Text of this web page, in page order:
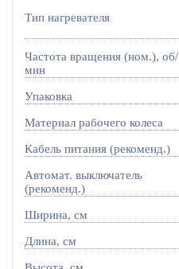
Тип нагревателя
Частота вращения (ном.), об/
мин
Упаковка
Материал рабочего колеса
Кабель питания (рекоменд.)
Автомат. выключатель
(рекоменд.)
Ширина, см
Длина, см